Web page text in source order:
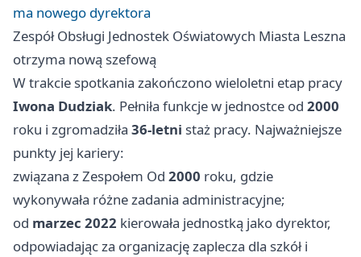
ma nowego dyrektora
Zespół Obsługi Jednostek Oświatowych Miasta Leszna
otrzyma nową szefową
W trakcie spotkania zakończono wieloletni etap pracy
Iwona Dudziak. Pełniła funkcje w jednostce od 2000
roku i zgromadziła 36-letni staż pracy. Najważniejsze
punkty jej kariery:
związana z Zespołem Od 2000 roku, gdzie
wykonywała różne zadania administracyjne;
od marzec 2022 kierowała jednostką jako dyrektor,
odpowiadając za organizację zaplecza dla szkół i